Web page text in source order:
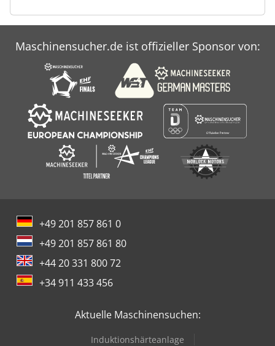
Maschinensucher.de ist offizieller Sponsor von:
+49 201 857 861 0
+49 201 857 861 80
+44 20 331 800 72
+34 911 433 456
Aktuelle Maschinensuchen:
Induktionshärteanlage